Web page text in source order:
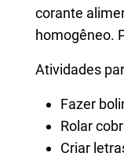
corante
homogêneo.
Atividades
Fazer
Rolar
Criar